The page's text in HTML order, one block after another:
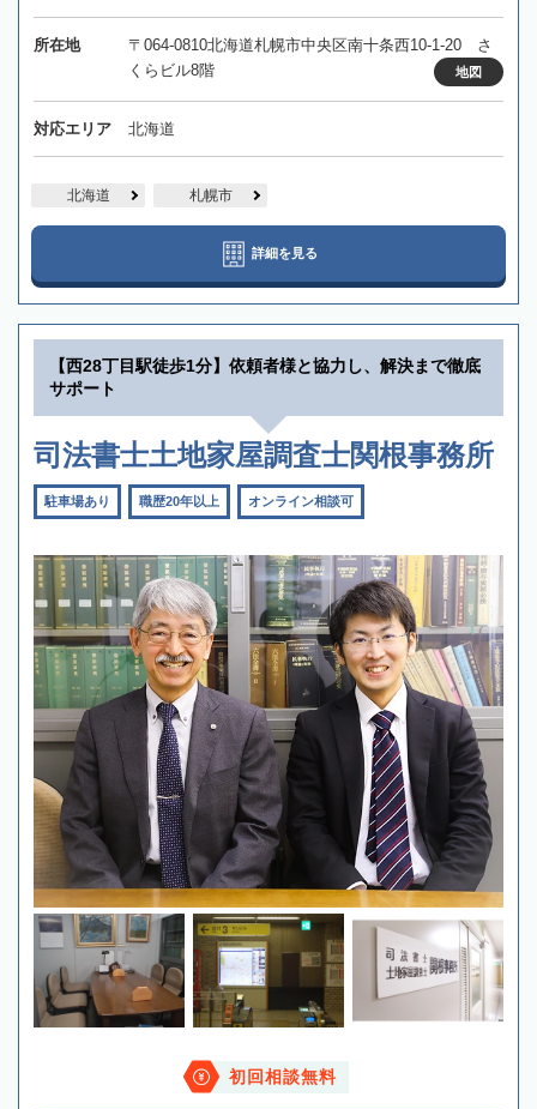
所在地
〒064-0810北海道札幌市中央区南十条西10-1-20 さ
くらビル8階
地図
対応エリア 北海道
北海道 札幌市
詳細を見る
【西28丁目駅徒歩1分】依頼者様と協力し、解決まで徹底
サポート
司法書士土地家屋調査士関根事務所
駐車場あり 職歴20年以上 オンライン相談可
初回相談無料